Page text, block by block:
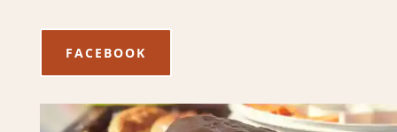
FACEBOOK